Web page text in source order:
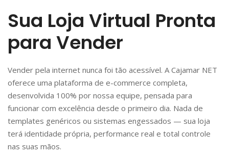
Sua Loja Virtual Pronta
para Vender
Vender pela internet nunca foi tão acessível. A Cajamar NET
oferece uma plataforma de e-commerce completa,
desenvolvida 100% por nossa equipe, pensada para
funcionar com excelência desde o primeiro dia. Nada de
templates genéricos ou sistemas engessados — sua loja
terá identidade própria, performance real e total controle
nas suas mãos.